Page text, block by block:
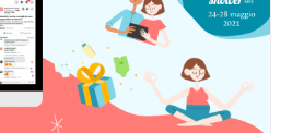
Week spring edition –
Maggio 2021
Party Content Creation